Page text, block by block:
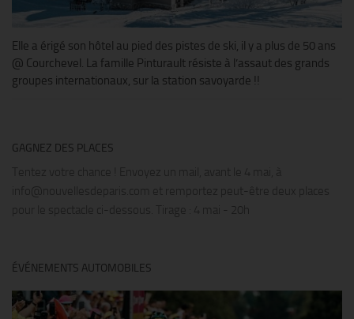
Elle a érigé son hôtel au pied des pistes de ski, il y a plus de 50 ans
@ Courchevel. La famille Pinturault résiste à l’assaut des grands
groupes internationaux, sur la station savoyarde !!
GAGNEZ DES PLACES
Tentez votre chance ! Envoyez un mail, avant le 4 mai, à
info@nouvellesdeparis.com et remportez peut-être deux places
pour le spectacle ci-dessous. Tirage : 4 mai - 20h
ÉVÉNEMENTS AUTOMOBILES